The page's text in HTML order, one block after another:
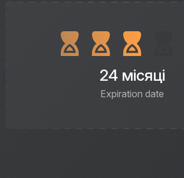
24 місяці
Expiration date